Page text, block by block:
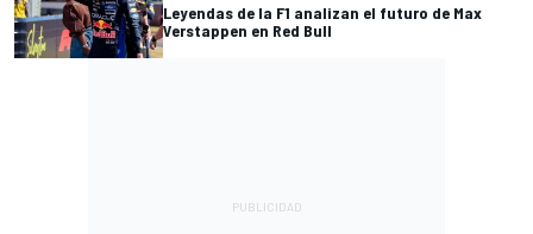
Leyendas de la F1 analizan el futuro de Max
Verstappen en Red Bull